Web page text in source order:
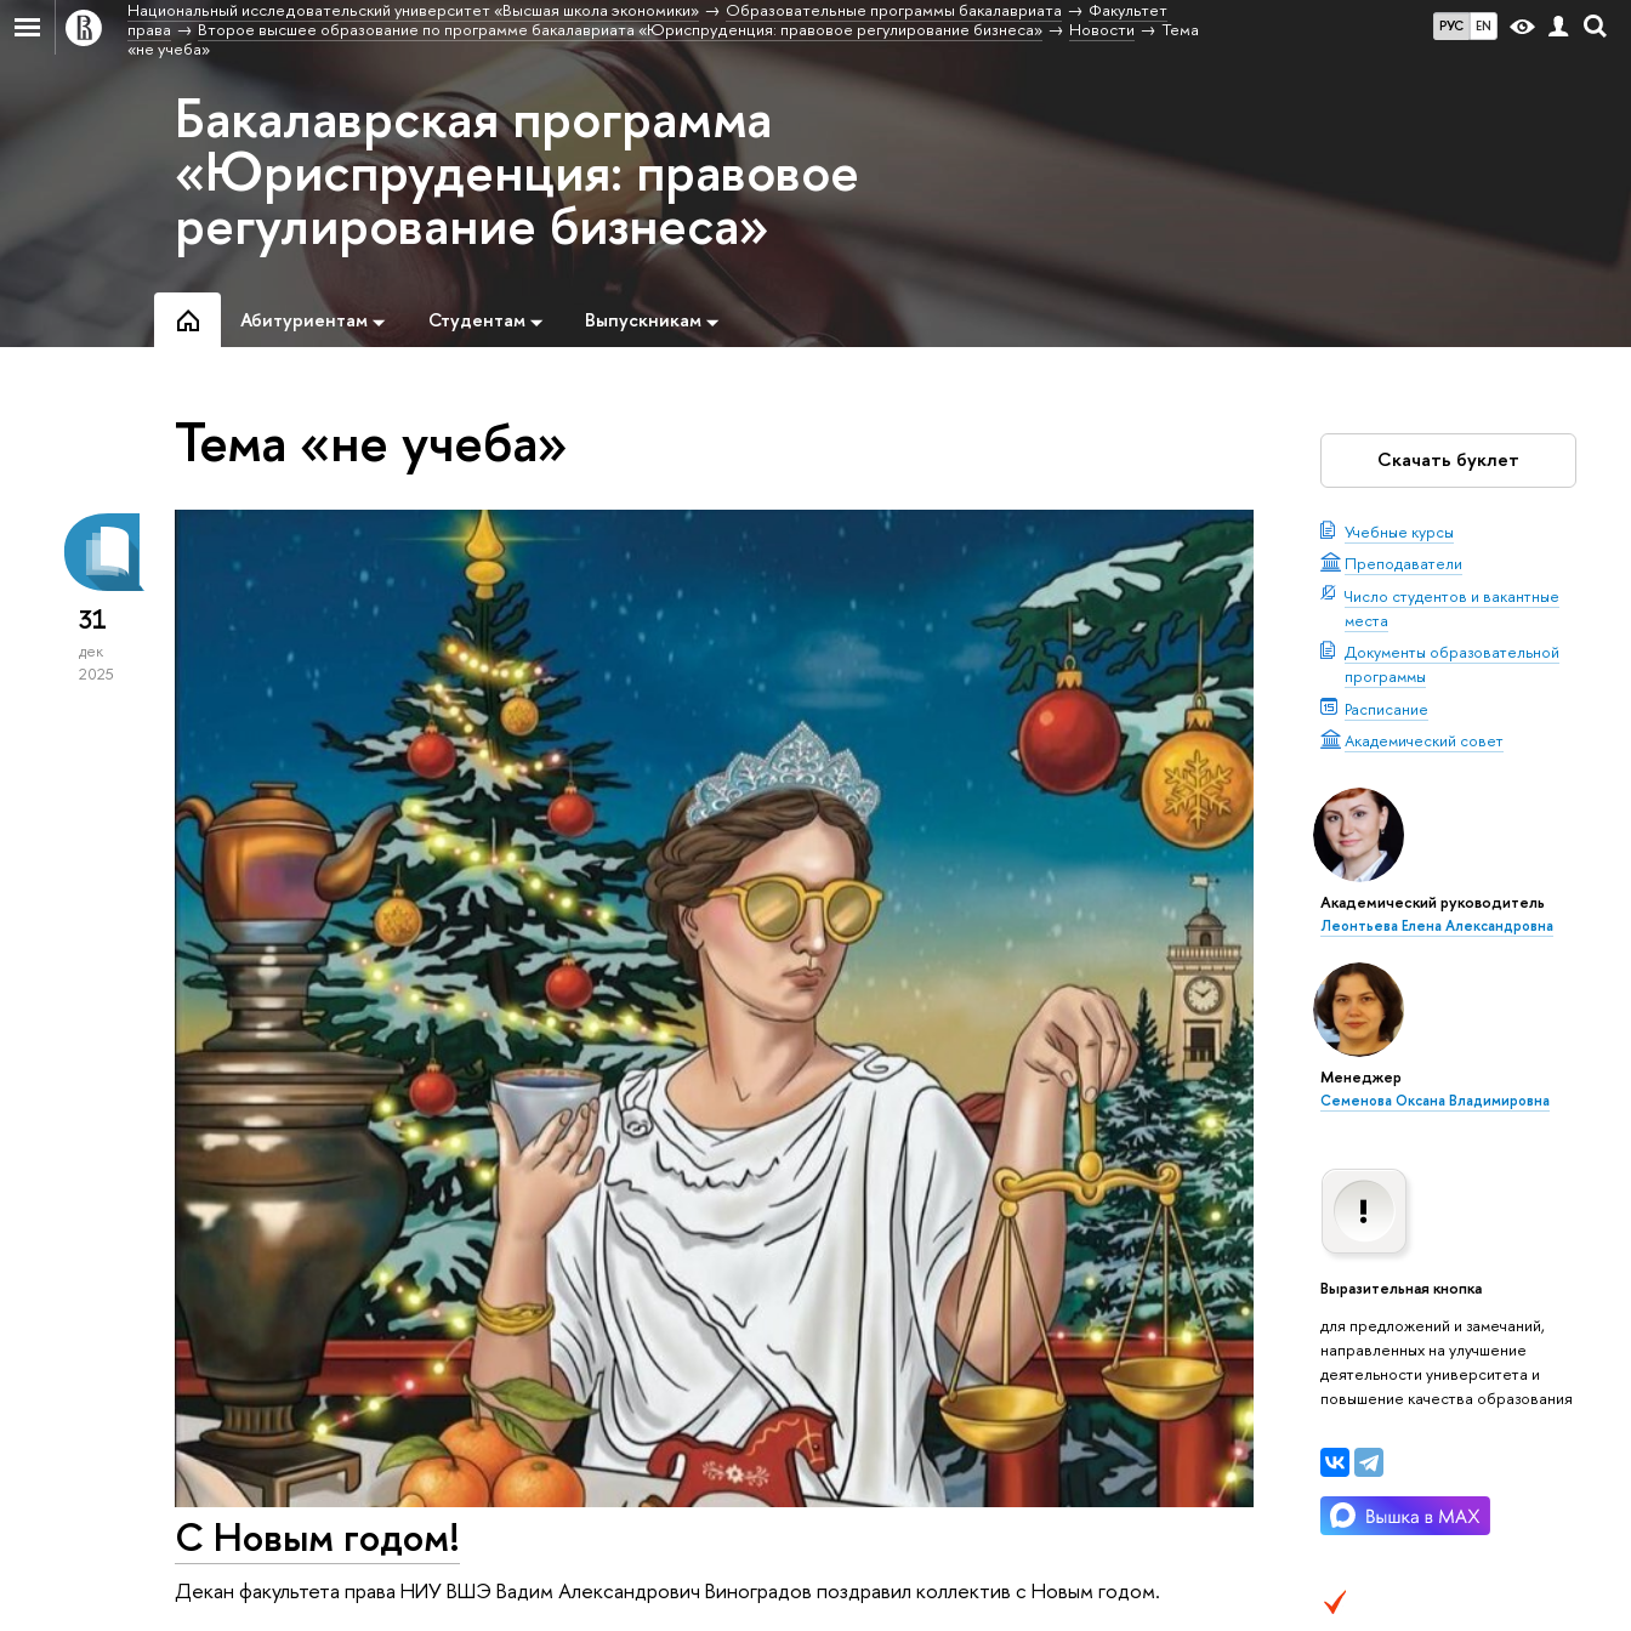
РУС EN
Национальный исследовательский университет «Высшая школа экономики» Образовательные программы бакалавриата
Факультет
права
Второе высшее образование по программе бакалавриата «Юриспруденция: правовое регулирование бизнеса» Новости
Тема
«не учеба»
Бакалаврская программа
«Юриспруденция: правовое
регулирование бизнеса»
Абитуриентам Студентам Выпускникам
Скачать буклет
Учебные курсы
Преподаватели
Число студентов и вакантные
места
Документы образовательной
программы
Расписание
Академический совет
Академический руководитель
Леонтьева Елена Александровна
Менеджер
Семенова Оксана Владимировна
Выразительная кнопка
для предложений и замечаний,
направленных на улучшение
деятельности университета и
повышение качества образования
Тема «не учеба»
31
дек
2025
С Новым годом!
Декан факультета права НИУ ВШЭ Вадим Александрович Виноградов поздравил коллектив с Новым годом.